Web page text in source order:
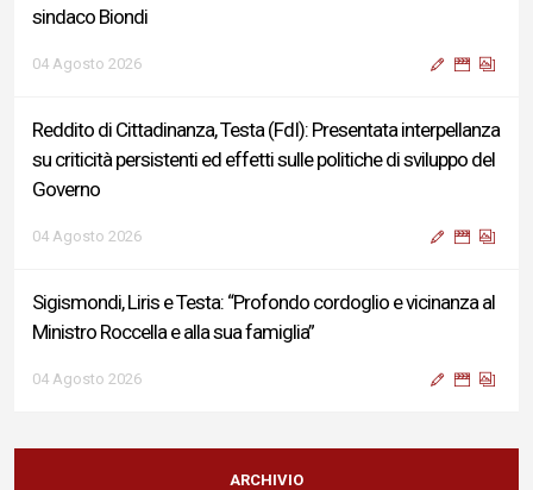
sindaco Biondi
04 Agosto 2026
Reddito di Cittadinanza, Testa (FdI): Presentata interpellanza
su criticità persistenti ed effetti sulle politiche di sviluppo del
Governo
04 Agosto 2026
Sigismondi, Liris e Testa: “Profondo cordoglio e vicinanza al
Ministro Roccella e alla sua famiglia”
04 Agosto 2026
Terminal bus "Lorenzo Natali": modifiche temporanee alla
viabilità per il completamento dei lavori di riqualificazione
ARCHIVIO